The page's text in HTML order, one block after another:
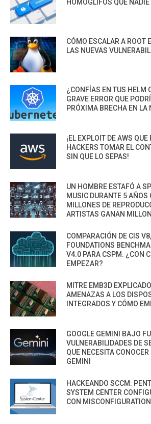
HOMOGLIFOS QUE NADIE
CÓMO ESCALAR A ROOT
LAS NUEVAS
¿CONFÍAS EN TUS HELM
GRAVE ERROR QUE
PRÓXIMA BRECHA EN LA
¡EL EXPLOIT DE AWS
HACKERS TOMAR EL
SIN QUE LO SEPAS!
UN HOMBRE ESTAFÓ A
MUSIC DURANTE 5 AÑOS
MILLONES DE
ARTISTAS GANAN
COMPARACIÓN DE CIS
FOUNDATIONS
V4.0 PARA CSPM. ¿CON
EMPEZAR?
MITRE EMB3D
AMENAZAS A LOS
INTEGRADOS Y CÓMO
GOOGLE GEMINI BAJO
VULNERABILIDADES DE
QUE NECESITA
GEMINI
HACKEANDO SCCM:
SYSTEM CENTER
CON